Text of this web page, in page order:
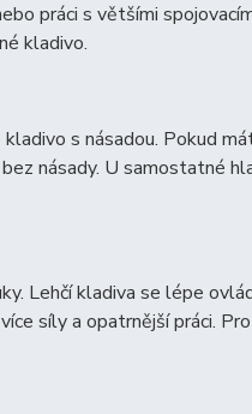
práci s většími
kladivo.
s násadou. Pokud
násady. U samostatné
Lehčí kladiva se lépe
síly a opatrnější práci.